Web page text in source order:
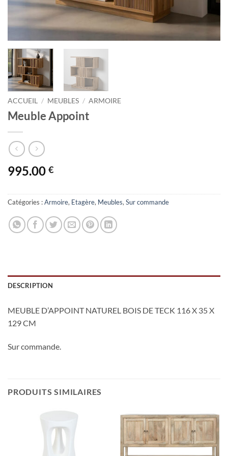
ACCUEIL / MEUBLES / ARMOIRE
Meuble Appoint
995.00 €
Catégories :Armoire, Etagère, Meubles, Sur commande
DESCRIPTION
MEUBLE D’APPOINT NATUREL BOIS DE TECK 116 X 35 X
129 CM
Sur commande.
PRODUITS SIMILAIRES